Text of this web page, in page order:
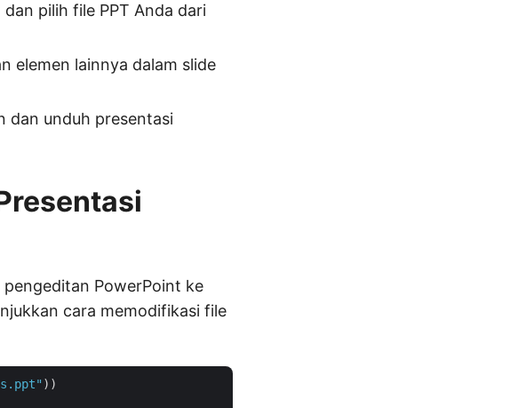
pilih file PPT Anda dari
elemen lainnya dalam slide
dan unduh presentasi
PowerPoint ke
cara memodifikasi file
))